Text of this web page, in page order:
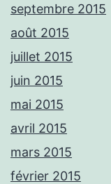
septembre 2015
août 2015
juillet 2015
juin 2015
mai 2015
avril 2015
mars 2015
février 2015